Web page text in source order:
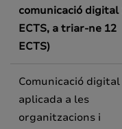
comunicació digital
ECTS, a triar-ne 12
ECTS)
Comunicació digital
aplicada a les
organitzacions i